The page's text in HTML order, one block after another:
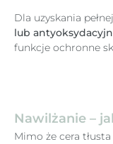
Dla uzyskania
lub
funkcje ochronne
Nawilżanie –
Mimo że cera